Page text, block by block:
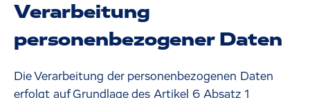
Verarbeitung
personenbezogener Daten
Die Verarbeitung der personenbezogenen Daten
erfolgt auf Grundlage des Artikel 6 Absatz 1